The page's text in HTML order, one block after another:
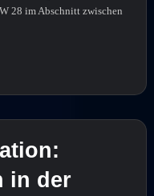
28 im Abschnitt zwischen
in der